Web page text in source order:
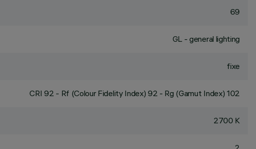
69
GL - general lighting
fixe
CRI92 - Rf (Colour Fidelity Index) 92 - Rg (Gamut Index) 102
2700 K